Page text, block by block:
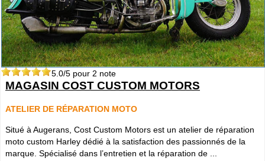
5.0/5 pour 2 note
MAGASIN COST CUSTOM MOTORS
ATELIER DE RÉPARATION MOTO
Situé à Augerans, Cost Custom Motors est un atelier de réparation
moto custom Harley dédié à la satisfaction des passionnés de la
marque. Spécialisé dans l’entretien et la réparation de ...